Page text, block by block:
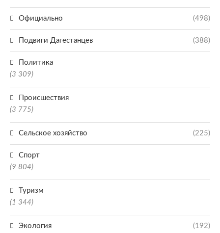
Официально (498)
Подвиги Дагестанцев (388)
Политика
(3 309)
Происшествия
(3 775)
Сельское хозяйство (225)
Спорт
(9 804)
Туризм
(1 344)
Экология (192)